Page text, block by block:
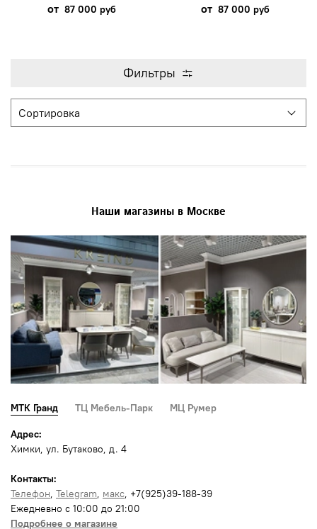
от 87 000 руб от 87 000 руб
Фильтры
Наши магазины в Москве
МТК Гранд ТЦ Мебель-Парк МЦ Румер
Адрес:
Химки, ул. Бутаково, д. 4
Контакты:
Телефон, Telegram, макс, +7(925)39-188-39
Ежедневно с 10:00 до 21:00
Подробнее о магазине